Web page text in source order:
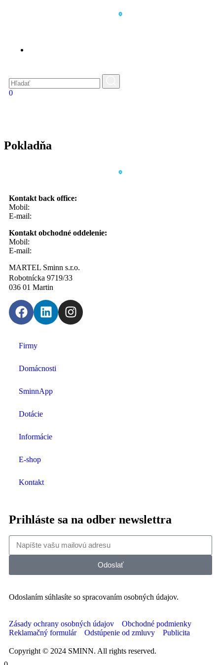
0
Pokladňa
Kontakt back office:
Mobil:
E-mail:
Kontakt obchodné oddelenie:
Mobil:
E-mail:
MARTEL Sminn s.r.o.
Robotnícka 9719/33
036 01 Martin
Firmy
Domácnosti
SminnApp
Dotácie
Informácie
E-shop
Kontakt
Prihláste sa na odber newslettra
Odoslať
Odoslaním súhlasíte so spracovaním osobných údajov.
Zásady ochrany osobných údajov
Obchodné podmienky
Reklamačný formulár
Odstúpenie od zmluvy Publicita
Copyright © 2024 SMINN. All rights reserved.